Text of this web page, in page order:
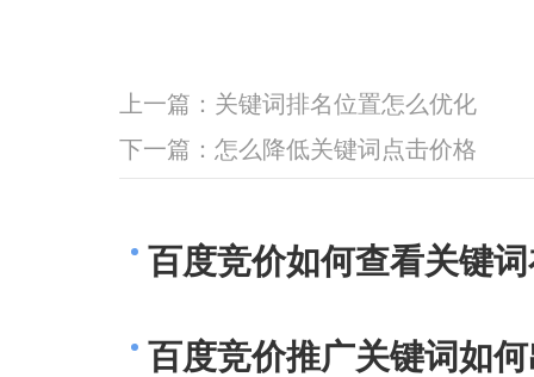
上一篇： 关键词排名位置怎么优化
下一篇： 怎么降低关键词点击价格
百度竞价如何查看关键
百度竞价推广关键词如